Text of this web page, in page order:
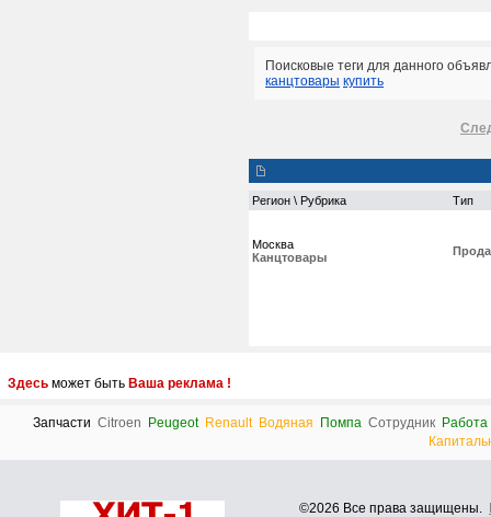
Поисковые теги для данного
канцтовары купить
Регион \ Рубрика Тип
Москва
Канцтовары
Здесь может быть Ваша реклама !
Запчасти Citroen Peugeot Renault Водяная Помпа Сотрудник Работа
©2026 Все права защищены.